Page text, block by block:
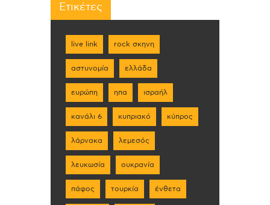
Ετικέτες
live link rock σκηνη
αστυνομία ελλάδα
ευρώπη ηπα ισραήλ
κανάλι 6 κυπριακό κύπρος
λάρνακα λεμεσός
λευκωσία ουκρανία
πάφος τουρκία ένθετα